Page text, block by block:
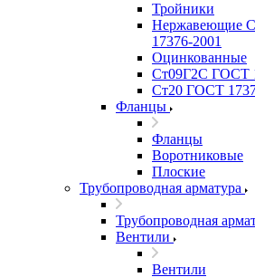
Тройники
Нержавеющие
17376-2001
Оцинкованные
Ст09Г2С ГОСТ
Ст20 ГОСТ
Фланцы
Фланцы
Воротниковые
Плоские
Трубопроводная арматура
Трубопроводная
Вентили
Вентили